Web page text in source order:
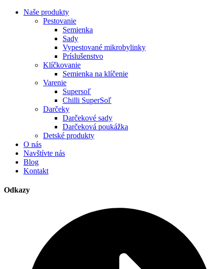
Naše produkty
Pestovanie
Semienka
Sady
Vypestované mikrobylinky
Príslušenstvo
Klíčkovanie
Semienka na klíčenie
Varenie
Supersoľ
Chilli SuperSoľ
Darčeky
Darčekové sady
Darčeková poukážka
Detské produkty
O nás
Navštívte nás
Blog
Kontakt
Odkazy